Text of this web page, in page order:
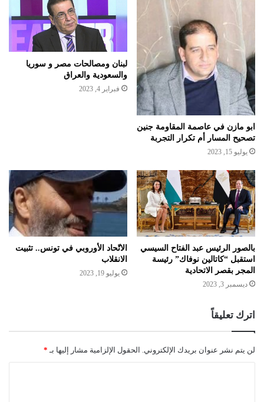
ابو مازن في عاصمة المقاومة جنين
تصحيح المسار أم تكرار التجربة
يوليو 15, 2023
لبنان ومصالحات مصر و سوريا
والسعودية والعراق
فبراير 4, 2023
بالصور الرئيس عبد الفتاح السيسي
استقبل “كاتالين نوفاك” رئيسة
المجر بقصر الاتحادية
ديسمبر 3, 2023
الاتّحاد الأوروبي في تونس.. تثبيت
الانقلاب
يوليو 19, 2023
اترك تعليقاً
لن يتم نشر عنوان بريدك الإلكتروني. الحقول الإلزامية مشار إليها بـ *